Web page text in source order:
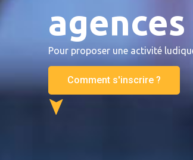
Pour proposer une activité
Comment s'inscrire ?